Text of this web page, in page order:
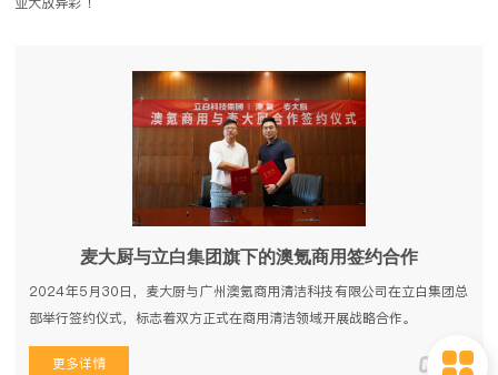
洗碗机。
麦大厨与立白集团旗下的澳氪商用签约合作
2024年5月30日，麦大厨与广州澳氪商用清洁科技有限公司在立白集团总
部举行签约仪式，标志着双方正式在商用清洁领域开展战略合作。
更多详情 05-31